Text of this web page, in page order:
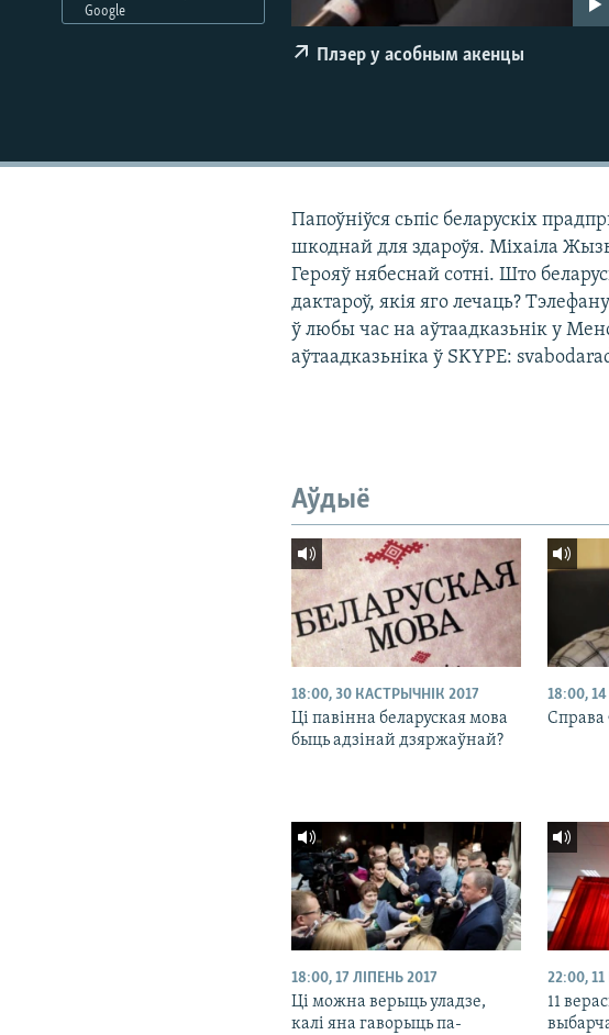
Плэер у асобным акенцы
Google
Папоўніўся сьпіс беларускіх
шкоднай для здароўя. Міхаіла
Герояў нябеснай сотні. Што
дактароў, якія яго лечаць?
ў любы час на аўтаадказьнік у
аўтаадказьніка ў SKYPE:
Аўдыё
18:00, 30 КАСТРЫЧНІК 2017
Ці павінна беларуская мова
быць адзінай дзяржаўнай?
18:00,
Справа
18:00, 17 ЛІПЕНЬ 2017
Ці можна верыць уладзе,
калі яна гаворыць па-
22:00,
11